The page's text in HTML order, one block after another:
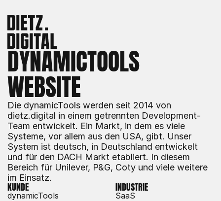
DYNAMICTOOLS
WEBSITE
Die dynamicTools werden seit 2014 von
dietz.digital in einem getrennten Development-
Team entwickelt. Ein Markt, in dem es viele
Systeme, vor allem aus den USA, gibt. Unser
System ist deutsch, in Deutschland entwickelt
und für den DACH Markt etabliert. In diesem
Bereich für Unilever, P&G, Coty und viele weitere
im Einsatz.
KUNDE
dynamicTools
INDUSTRIE
SaaS